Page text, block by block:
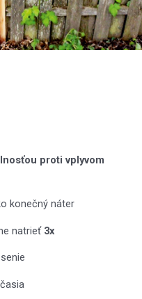
proti vplyvom
konečný náter
natrieť 3x